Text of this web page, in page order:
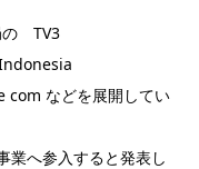
の TV3
などを展開してい
業へ参入すると発表し